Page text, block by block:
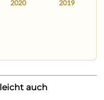
2020 2019
auch